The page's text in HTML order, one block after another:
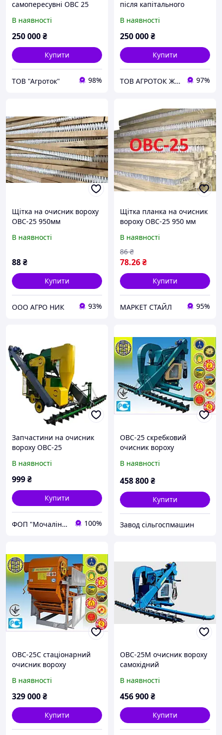
самопересувні ОВС 25
В наявності
250 000₴
Купити
ТОВ "Агроток" 98%
після капітального
В наявності
250 000₴
Купити
ТОВ АГРОТОК ЖИТОМИР 97%
Щітка на очисник вороху
ОВС-25 950мм
В наявності
88₴
Купити
ООО АГРО НИК 93%
Щітка планка на очисник
вороху ОВС-25 950 мм
В наявності
78.26₴
86 ₴
Купити
МАРКЕТ СТАЙЛ 95%
Запчастини на очисник
вороху ОВС-25
В наявності
999₴
Купити
ФОП "Мочалін Р.Ю." 100%
ОВС-25 скребковий
очисник вороху
В наявності
458 800₴
Купити
Завод сільгоспмашин
ОВС-25С стаціонарний
очисник вороху
В наявності
329 000₴
Купити
ОВС-25М очисник вороху
самохідний
В наявності
456 900₴
Купити